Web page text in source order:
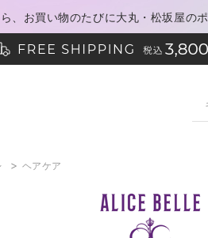
、お買い物のたびに大丸・松坂屋の
> ヘアケア